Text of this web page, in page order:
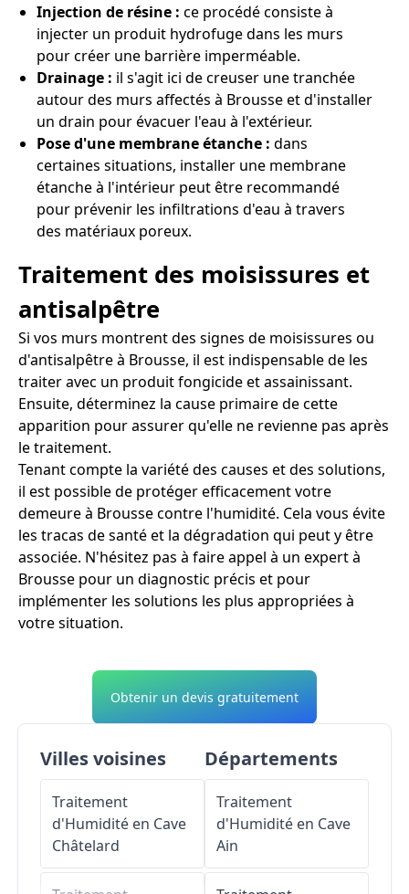
Injection de résine : ce procédé consiste à
injecter un produit hydrofuge dans les murs
pour créer une barrière imperméable.
Drainage : il s'agit ici de creuser une tranchée
autour des murs affectés à Brousse et d'installer
un drain pour évacuer l'eau à l'extérieur.
Pose d'une membrane étanche : dans
certaines situations, installer une membrane
étanche à l'intérieur peut être recommandé
pour prévenir les infiltrations d'eau à travers
des matériaux poreux.
Traitement des moisissures et
antisalpêtre
Si vos murs montrent des signes de moisissures ou
d'antisalpêtre à Brousse, il est indispensable de les
traiter avec un produit fongicide et assainissant.
Ensuite, déterminez la cause primaire de cette
apparition pour assurer qu'elle ne revienne pas après
le traitement.
Tenant compte la variété des causes et des solutions,
il est possible de protéger efficacement votre
demeure à Brousse contre l'humidité. Cela vous évite
les tracas de santé et la dégradation qui peut y être
associée. N'hésitez pas à faire appel à un expert à
Brousse pour un diagnostic précis et pour
implémenter les solutions les plus appropriées à
votre situation.
Obtenir un devis gratuitement
Villes voisines
Traitement
d'Humidité en Cave
Châtelard
Départements
Traitement
d'Humidité en Cave
Ain